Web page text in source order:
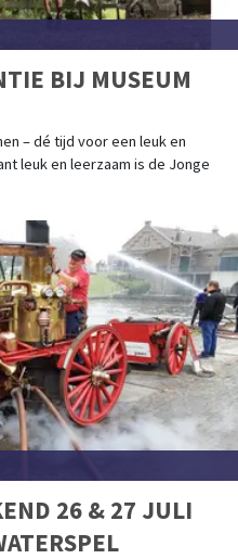
BIJ MUSEUM
– dé tijd voor een leuk en
leuk en leerzaam is de Jonge
26 & 27 JULI